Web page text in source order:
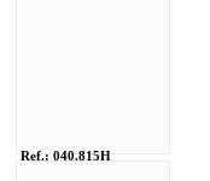
Ref.: 040.815H